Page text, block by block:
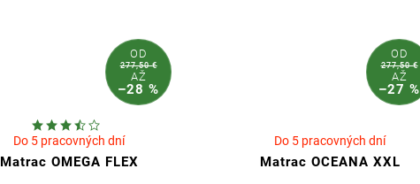
OD
277,50 €
AŽ
–28 %
Matrac OMEGA FLEX
Do 5 pracovných dní
OD
277,50 €
AŽ
–27 %
Matrac OCEANA XXL
Do 5 pracovných dní